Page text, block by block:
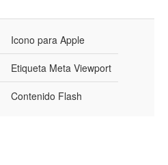
Icono para Apple
Etiqueta Meta Viewport
Contenido Flash